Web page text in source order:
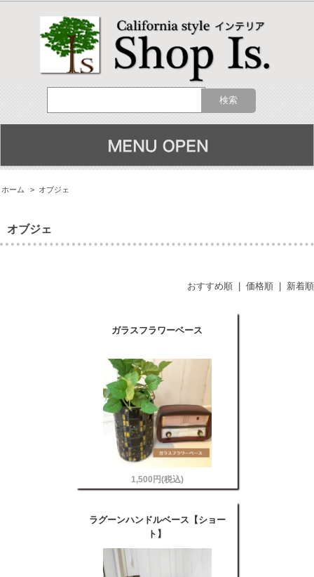
ホーム > オブジェ
オブジェ
おすすめ順 価格順 新着順
ガラスフラワーベース
1,500円(税込)
ラグーンハンドルベース【ショー
ト】